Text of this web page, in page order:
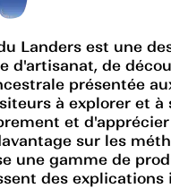
Landers est une
d'artisanat, de
présentée
à explorer et
et
sur les
une gamme de
des